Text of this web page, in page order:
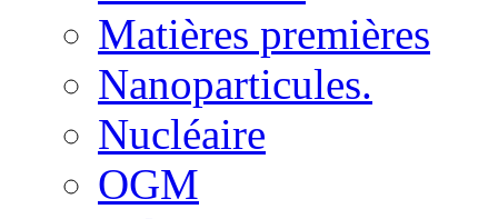
Matières premières
Nanoparticules.
Nucléaire
OGM